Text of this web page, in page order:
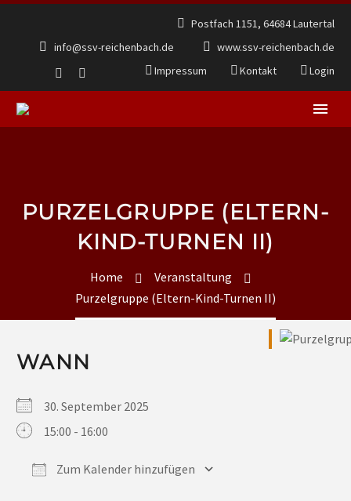
Postfach 1151, 64684 Lautertal
info@ssv-reichenbach.de
www.ssv-reichenbach.de
Impressum
Kontakt Login
PURZELGRUPPE (ELTERN-
KIND-TURNEN II)
Home
Veranstaltung
Purzelgruppe (Eltern-Kind-Turnen II)
WANN
30. September 2025
15:00 - 16:00
Zum Kalender hinzufügen